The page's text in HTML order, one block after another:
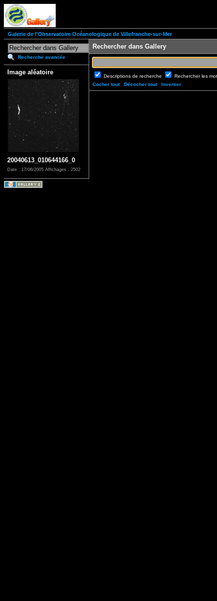
Galerie de l'Observatoire Océanologique de Villefranche-sur-Mer
Recherche avancée
Image aléatoire
20040613_010644166_0
Date : 17/06/2005 Affichages : 2502
Rechercher dans Gallery
Descriptions de recherche
Rechercher les
Cocher tout
Décocher tout Inverser